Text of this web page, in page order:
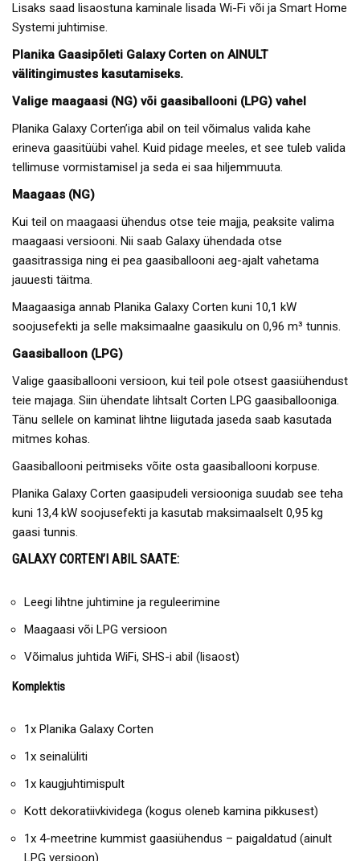
Lisaks saad lisaostuna kaminale lisada Wi-Fi või ja Smart Home
Systemi juhtimise.
Planika Gaasipõleti Galaxy Corten on AINULT
välitingimustes kasutamiseks.
Valige maagaasi (NG) või gaasiballooni (LPG) vahel
Planika Galaxy Corten’iga abil on teil võimalus valida kahe
erineva gaasitüübi vahel. Kuid pidage meeles, et see tuleb valida
tellimuse vormistamisel ja seda ei saa hiljemmuuta.
Maagaas (NG)
Kui teil on maagaasi ühendus otse teie majja, peaksite valima
maagaasi versiooni. Nii saab Galaxy ühendada otse
gaasitrassiga ning ei pea gaasiballooni aeg-ajalt vahetama
jauuesti täitma.
Maagaasiga annab Planika Galaxy Corten kuni 10,1 kW
soojusefekti ja selle maksimaalne gaasikulu on 0,96 m³ tunnis.
Gaasiballoon (LPG)
Valige gaasiballooni versioon, kui teil pole otsest gaasiühendust
teie majaga. Siin ühendate lihtsalt Corten LPG gaasiballooniga.
Tänu sellele on kaminat lihtne liigutada jaseda saab kasutada
mitmes kohas.
Gaasiballooni peitmiseks võite osta gaasiballooni korpuse.
Planika Galaxy Corten gaasipudeli versiooniga suudab see teha
kuni 13,4 kW soojusefekti ja kasutab maksimaalselt 0,95 kg
gaasi tunnis.
GALAXY CORTEN’I ABIL SAATE:
Leegi lihtne juhtimine ja reguleerimine
Maagaasi või LPG versioon
Võimalus juhtida WiFi, SHS-i abil (lisaost)
Komplektis
1x Planika Galaxy Corten
1x seinalüliti
1x kaugjuhtimispult
Kott dekoratiivkividega (kogus oleneb kamina pikkusest)
1x 4-meetrine kummist gaasiühendus – paigaldatud (ainult
LPG versioon)